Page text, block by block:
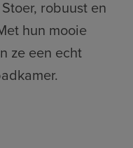
robuust en
hun mooie
ze een echt